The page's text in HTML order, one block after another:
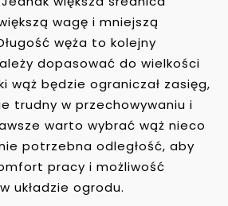
wagę i mniejszą
węża to kolejny
dopasować do wielkości
wąż będzie ograniczał zasięg,
trudny w przechowywaniu i
warto wybrać wąż nieco
potrzebna odległość, aby
pracy i możliwość
układzie ogrodu.